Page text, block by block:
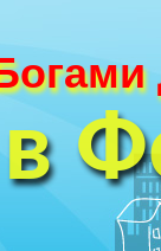
Крыма.
Крым
Феодосия.